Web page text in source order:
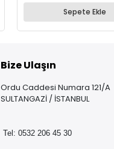
Sepete Ekle
Bize Ulaşın
Ordu Caddesi Numara 121/A
SULTANGAZİ / İSTANBUL
Tel: 0532 206 45 30